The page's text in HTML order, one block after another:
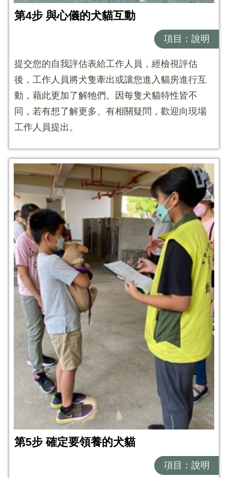
第4步 與心儀的犬貓互動
項目：說明
提交您的自我評估表給工作人員，經檢視評估
後，工作人員將犬隻牽出或讓您進入貓房進行互
動，藉此更加了解牠們。因每隻犬貓特性皆不
同，若有想了解更多、有相關疑問，歡迎向現場
工作人員提出。
第5步 確定要領養的犬貓
項目：說明